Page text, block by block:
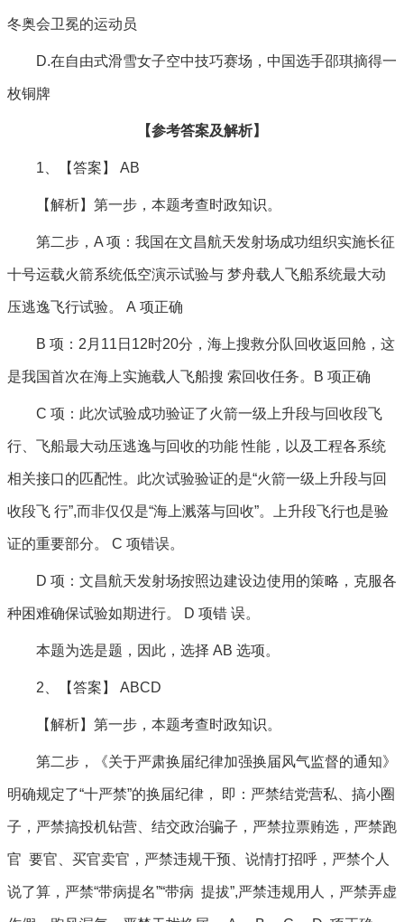
冬奥会卫冕的运动员
D.在自由式滑雪女子空中技巧赛场，中国选手邵琪摘得一
枚铜牌
【参考答案及解析】
1、【答案】 AB
【解析】第一步，本题考查时政知识。
第二步，A 项：我国在文昌航天发射场成功组织实施长征
十号运载火箭系统低空演示试验与 梦舟载人飞船系统最大动
压逃逸飞行试验。 A 项正确
B 项：2月11日12时20分，海上搜救分队回收返回舱，这
是我国首次在海上实施载人飞船搜 索回收任务。B 项正确
C 项：此次试验成功验证了火箭一级上升段与回收段飞
行、飞船最大动压逃逸与回收的功能 性能，以及工程各系统
相关接口的匹配性。此次试验验证的是“火箭一级上升段与回
收段飞 行”,而非仅仅是“海上溅落与回收”。上升段飞行也是验
证的重要部分。 C 项错误。
D 项：文昌航天发射场按照边建设边使用的策略，克服各
种困难确保试验如期进行。 D 项错 误。
本题为选是题，因此，选择 AB 选项。
2、【答案】 ABCD
【解析】第一步，本题考查时政知识。
第二步，《关于严肃换届纪律加强换届风气监督的通知》
明确规定了“十严禁”的换届纪律， 即：严禁结党营私、搞小圈
子，严禁搞投机钻营、结交政治骗子，严禁拉票贿选，严禁跑
官 要官、买官卖官，严禁违规干预、说情打招呼，严禁个人
说了算，严禁“带病提名”“带病 提拔”,严禁违规用人，严禁弄虚